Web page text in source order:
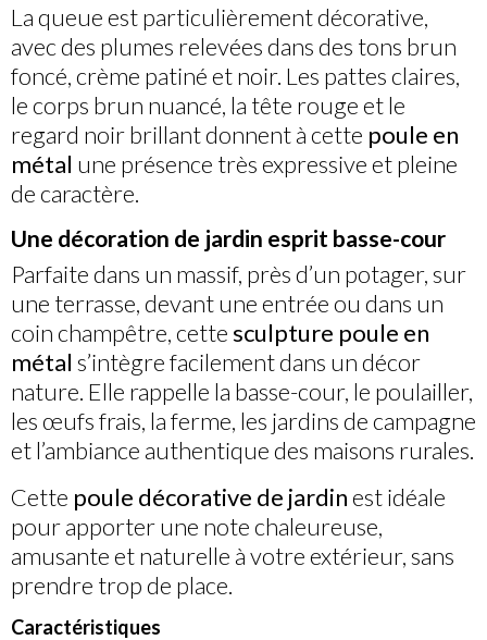
La queue est particulièrement décorative,
avec des plumes relevées dans des tons brun
foncé, crème patiné et noir. Les pattes claires,
le corps brun nuancé, la tête rouge et le
regard noir brillant donnent à cette poule en
métal une présence très expressive et pleine
de caractère.
Une décoration de jardin esprit basse-cour
Parfaite dans un massif, près d’un potager, sur
une terrasse, devant une entrée ou dans un
coin champêtre, cettesculpture poule en
métal s’intègre facilement dans un décor
nature. Elle rappelle la basse-cour, le poulailler,
les œufs frais, la ferme, les jardins de campagne
et l’ambiance authentique des maisons rurales.
Cette poule décorative de jardinest idéale
pour apporter une note chaleureuse,
amusante et naturelle à votre extérieur, sans
prendre trop de place.
Caractéristiques